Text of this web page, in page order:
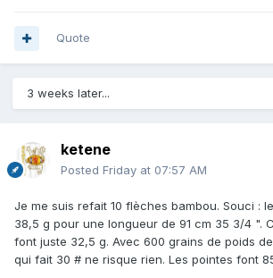
Quote
3 weeks later...
ketene
Posted Friday at 07:57 AM
Je me suis refait 10 flèches bambou. Souci :
38,5 g pour une longueur de 91 cm 35 3/4 ".
font juste 32,5 g. Avec 600 grains de poids
qui fait 30 # ne risque rien. Les pointes font